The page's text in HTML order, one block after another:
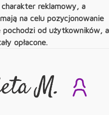
reklamowy, a
na celu pozycjonowanie
od użytkowników, a
opłacone.